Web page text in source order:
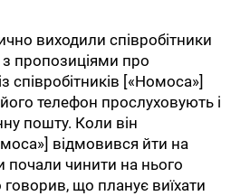
виходили співробітники
пропозиціями про
співробітників [«Номоса»]
телефон прослуховують і
пошту. Коли він
відмовився йти на
почали чинити на нього
говорив, що планує виїхати